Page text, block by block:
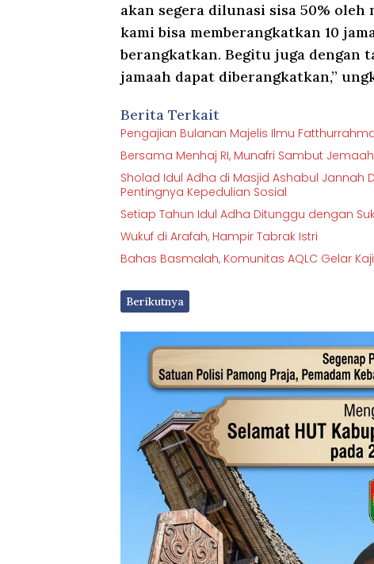
akan segera dilunasi sisa 50% oleh
kami bisa memberangkatkan 10
berangkatkan. Begitu juga dengan
jamaah dapat diberangkatkan,”
Berita Terkait
Pengajian Bulanan Majelis Ilmu
Bersama Menhaj RI, Munafri Sambut
Sholad Idul Adha di Masjid Ashabul Jannah
Pentingnya Kepedulian Sosial
Setiap Tahun Idul Adha Ditunggu dengan
Wukuf di Arafah, Hampir Tabrak Istri
Bahas Basmalah, Komunitas AQLC Gelar
Berikutnya